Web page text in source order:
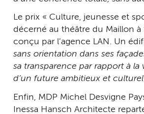
Le prix « Culture, jeunesse et
décerné au théâtre du Maillon à
conçu par l’agence LAN. Un
sans orientation dans ses
sa transparence par rapport à la
d’un future ambitieux et culturel
Enfin, MDP Michel Desvigne
Inessa Hansch Architecte